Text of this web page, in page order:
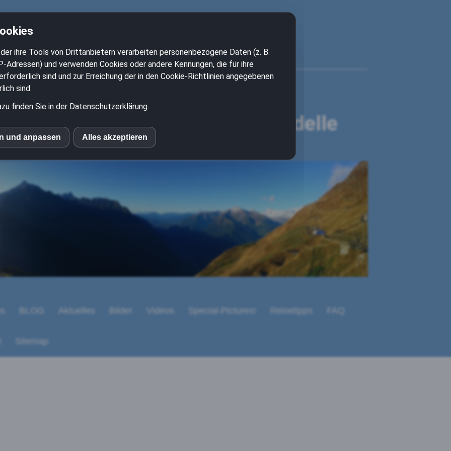
2-Ventil-Boxer.de
und Tricks für alle BMW
R65 R80 R90 R100 Boxer-Modelle
BLOG Aktuelles Bilder Videos Special-Pictures! Reisetipps
Sitemap
ihre Tools von Drittanbietern verarbeiten personenbezogene Daten (z. B.
Adressen) und verwenden Cookies oder andere Kennungen, die für ihre
sind und zur Erreichung der in den Cookie-Richtlinien angegebenen
sind.
finden Sie in der Datenschutzerklärung.
Fonts
und anpassen Alles akzeptieren